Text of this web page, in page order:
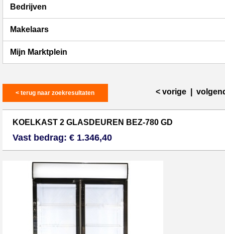
Bedrijven
Makelaars
Mijn Marktplein
< terug naar zoekresultaten < vorige
KOELKAST 2 GLASDEUREN BEZ-780 GD
Vast bedrag: € 1.346,40